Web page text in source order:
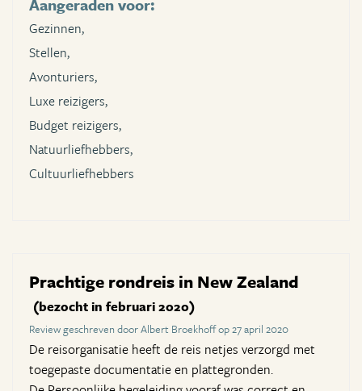
Aangeraden voor:
Gezinnen,
Stellen,
Avonturiers,
Luxe reizigers,
Budget reizigers,
Natuurliefhebbers,
Cultuurliefhebbers
Prachtige rondreis in New Zealand
(bezocht in februari 2020)
Review geschreven door Albert Broekhoff op 27 april 2020
De reisorganisatie heeft de reis netjes verzorgd met
toegepaste documentatie en plattegronden.